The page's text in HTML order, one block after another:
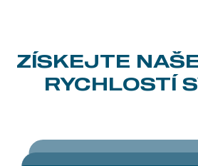
ZÍSKEJTE
RYCHLOSTÍ